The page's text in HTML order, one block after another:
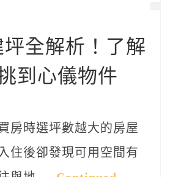
全解析！了解
到心儀物件
房時選坪數越大的房屋
住後卻發現可用空間有